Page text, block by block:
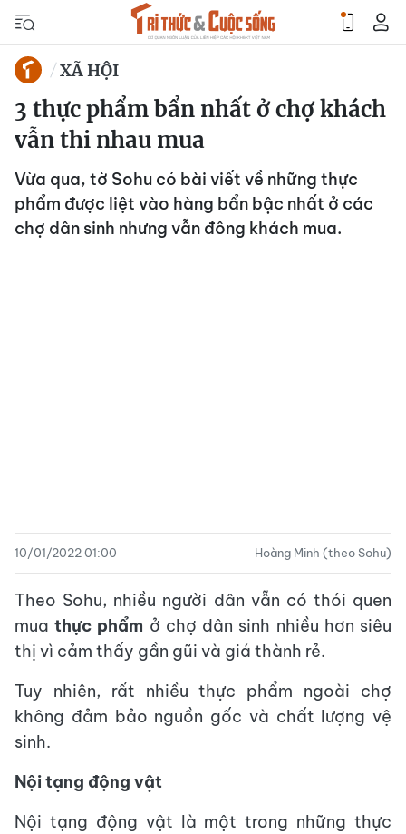
XÃ HỘI
3 thực phẩm bẩn nhất ở chợ khách
vẫn thi nhau mua
Vừa qua, tờ Sohu có bài viết về những thực
phẩm được liệt vào hàng bẩn bậc nhất ở các
chợ dân sinh nhưng vẫn đông khách mua.
10/01/2022 01:00 Hoàng Minh (theo Sohu)
Theo Sohu, nhiều người dân vẫn có thói quen
muathực phẩm ở chợ dân sinh nhiều hơn siêu
thị vì cảm thấy gần gũi và giá thành rẻ.
Tuy nhiên, rất nhiều thực phẩm ngoài chợ
không đảm bảo nguồn gốc và chất lượng vệ
sinh.
Nội tạng động vật
Nội tạng động vật là một trong những thực